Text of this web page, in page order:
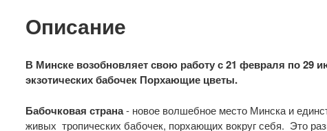
Описание
В Минске возобновляет свою работу с 21 февраля по 29
экзотических бабочек Порхающие цветы.
Бабочковая страна- новое волшебное место Минска и
живых тропических бабочек, порхающих вокруг себя. Это